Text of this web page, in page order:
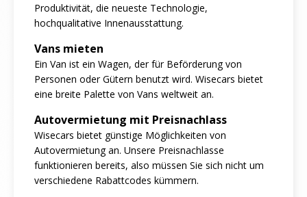
Produktivität, die neueste Technologie,
hochqualitative Innenausstattung.
Vans mieten
Ein Van ist ein Wagen, der für Beförderung von
Personen oder Gütern benutzt wird. Wisecars bietet
eine breite Palette von Vans weltweit an.
Autovermietung mit Preisnachlass
Wisecars bietet günstige Möglichkeiten von
Autovermietung an. Unsere Preisnachlasse
funktionieren bereits, also müssen Sie sich nicht um
verschiedene Rabattcodes kümmern.